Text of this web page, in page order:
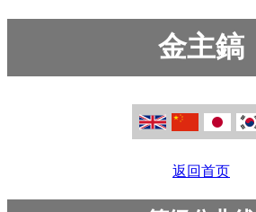
金主鎬
返回首页